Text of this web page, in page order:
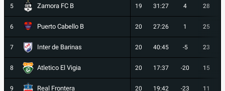
5 Zamora FC B 19 31:27 4 28
6 Puerto Cabello B 20 27:26 1 25
7 Inter de Barinas 20 40:45 -5 23
8 Atletico El Vigia 20 17:37 -20 15
9 Real Frontera 20 19:42 -23 11